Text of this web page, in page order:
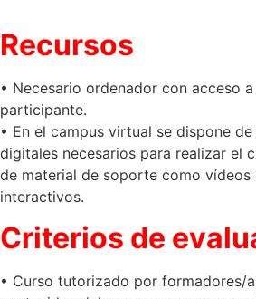
Recursos
• Necesario ordenador con acceso
participante.
• En el campus virtual se dispone
digitales necesarios para realizar el
de material de soporte como vídeos
interactivos.
Criterios de
• Curso tutorizado por formadores/